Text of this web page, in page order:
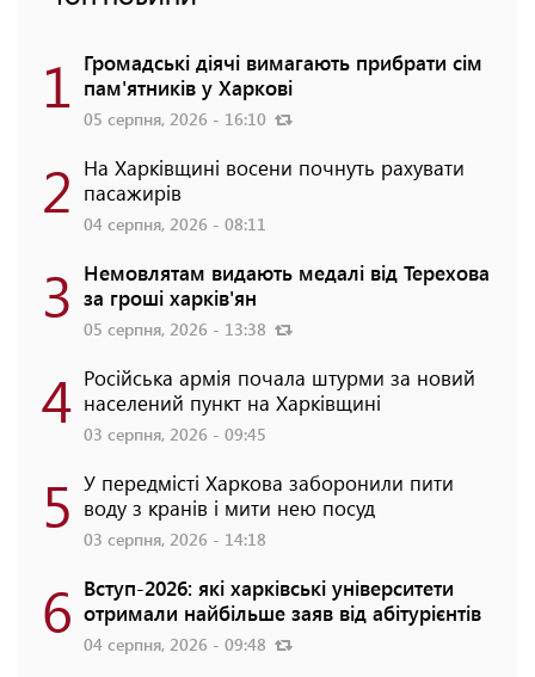
1 Громадські діячі вимагають прибрати сім
пам'ятників у Харкові
05 серпня, 2026 - 16:10
2 На Харківщині восени почнуть рахувати
пасажирів
04 серпня, 2026 - 08:11
3 Немовлятам видають медалі від Терехова
за гроші харків'ян
05 серпня, 2026 - 13:38
4 Російська армія почала штурми за новий
населений пункт на Харківщині
03 серпня, 2026 - 09:45
5 У передмісті Харкова заборонили пити
воду з кранів і мити нею посуд
03 серпня, 2026 - 14:18
6 Вступ-2026: які харківські університети
отримали найбільше заяв від абітурієнтів
04 серпня, 2026 - 09:48